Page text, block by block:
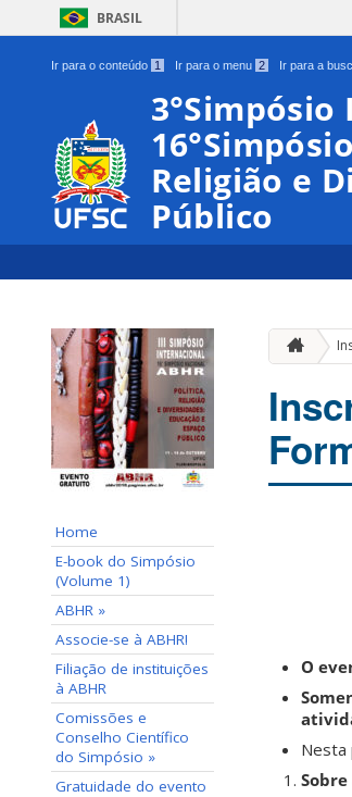
BRASIL
Ir para o conteúdo 1 Ir para o menu 2 Ir para a
Religião e
Público
Home
E-book do Simpósio
(Volume 1)
ABHR »
Associe-se à ABHR!
Filiação de instituições
à ABHR
Comissões e
Conselho Científico
do Simpósio »
Gratuidade do evento
O
Nesta
Sobre